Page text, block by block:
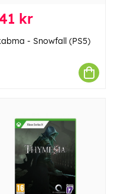
kr
- Snowfall (PS5)